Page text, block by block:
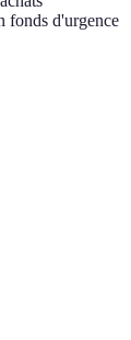
fonds d'urgence